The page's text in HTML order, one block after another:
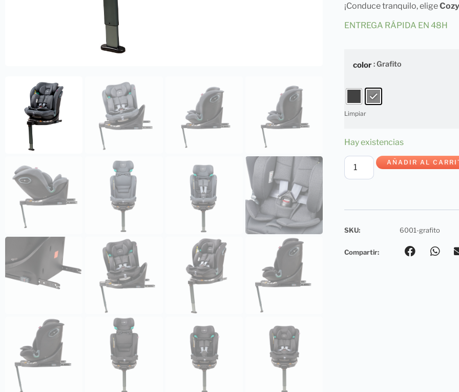
¡Conduce tranquilo, elige
ENTREGA RÁPIDA EN 48H
color : Grafito
Limpiar
Hay existencias
AÑADIR AL
SKU: 6001-grafito
Compartir: